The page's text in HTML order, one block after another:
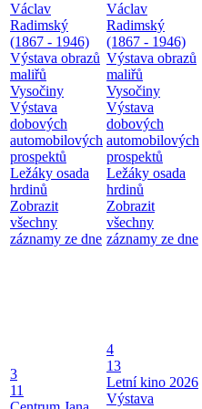
Václav
Radimský
(1867 - 1946)
Výstava obrazů
maliřů
Vysočiny
Výstava
dobových
automobilových
prospektů
Ležáky osada
hrdinů
Zobrazit
všechny
záznamy ze dne
Václav
Radimský
(1867 - 1946)
Výstava obrazů
maliřů
Vysočiny
Výstava
dobových
automobilových
prospektů
Ležáky osada
hrdinů
Zobrazit
všechny
záznamy ze dne
3
11
4
13
Letní kino 2026
Výstava